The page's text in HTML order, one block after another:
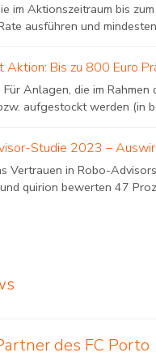
im Aktionszeitraum bis
ausführen und
Aktion: Bis zu 800 Euro
Für Anlagen, die im
aufgestockt werden (in
Studie 2023 –
Vertrauen in Robo-
quirion bewerten 47
des FC Porto